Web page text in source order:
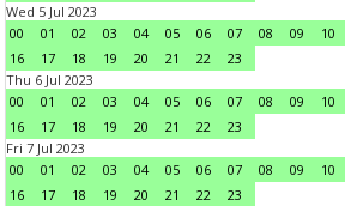
Wed 5 Jul 2023
00
01 02 03 04 05 06 07 08 09 10
16
17 18 19 20 21 22
23
Thu 6 Jul 2023
00
01 02 03 04 05 06 07 08 09 10
16
17 18 19 20 21 22
23
Fri 7 Jul 2023
00
01 02 03 04 05 06 07 08 09 10
16
17 18 19 20 21 22
23